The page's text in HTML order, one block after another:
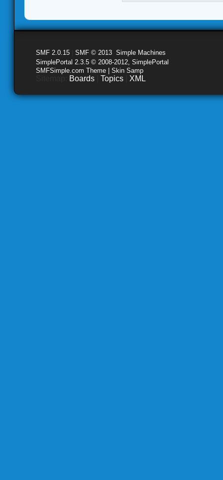
SMF 2.0.15 SMF © 2013 Simple Machines
SimplePortal 2.3.5 © 2008-2012, SimplePortal
SMFSimple.com Theme | Skin Samp
Boards Topics XML